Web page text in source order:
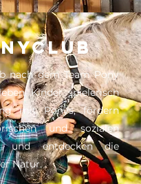
nach dem Team Pony
Kinder spielerisch
mit Ponys, fördern
und sozialen
und entdecken die
Natur.